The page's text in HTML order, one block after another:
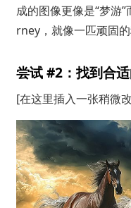
成的图像更像是“梦游
rney，就像一匹顽固
尝试 #2：找到合
[在这里插入一张稍微